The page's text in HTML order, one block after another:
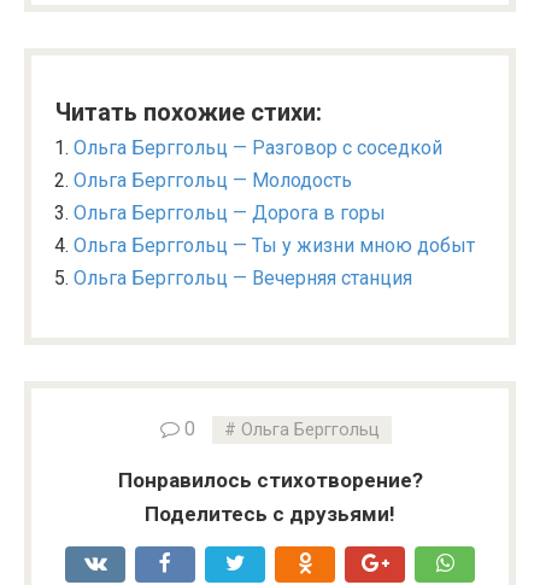
Читать похожие стихи:
Ольга Берггольц — Разговор с соседкой
Ольга Берггольц — Молодость
Ольга Берггольц — Дорога в горы
Ольга Берггольц — Ты у жизни мною добыт
Ольга Берггольц — Вечерняя станция
0 Ольга Берггольц
Понравилось стихотворение?
Поделитесь с друзьями!